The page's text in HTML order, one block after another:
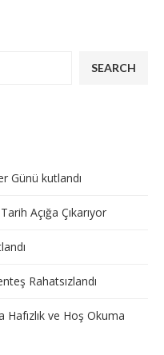
SEARCH
Günü kutlandı
Açığa Çıkarıyor
Rahatsızlandı
Hafızlık ve Hoş Okuma